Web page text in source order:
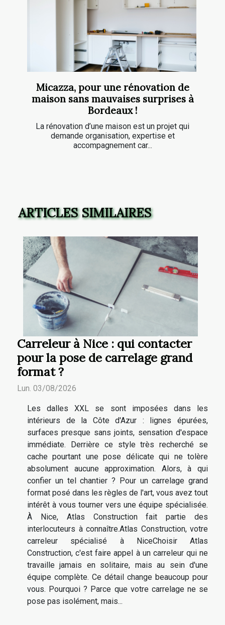
Micazza, pour une rénovation de
maison sans mauvaises surprises à
Bordeaux !
La rénovation d’une maison est un projet qui
demande organisation, expertise et
accompagnement car...
ARTICLES SIMILAIRES
Carreleur à Nice : qui contacter
pour la pose de carrelage grand
format ?
Lun. 03/08/2026
Les dalles XXL se sont imposées dans les
intérieurs de la Côte d'Azur : lignes épurées,
surfaces presque sans joints, sensation d'espace
immédiate. Derrière ce style très recherché se
cache pourtant une pose délicate qui ne tolère
absolument aucune approximation. Alors, à qui
confier un tel chantier ? Pour un carrelage grand
format posé dans les règles de l'art, vous avez tout
intérêt à vous tourner vers une équipe spécialisée.
À Nice, Atlas Construction fait partie des
interlocuteurs à connaître.Atlas Construction, votre
carreleur spécialisé à NiceChoisir Atlas
Construction, c'est faire appel à un carreleur qui ne
travaille jamais en solitaire, mais au sein d'une
équipe complète. Ce détail change beaucoup pour
vous. Pourquoi ? Parce que votre carrelage ne se
pose pas isolément, mais...